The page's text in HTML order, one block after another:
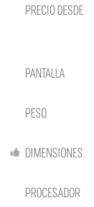
PRECIO DESDE
PANTALLA
PESO
DIMENSIONES
PROCESADOR